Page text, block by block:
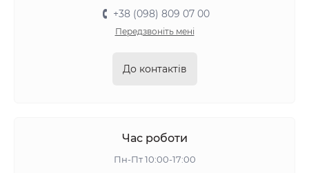
+38 (098) 809 07 00
Передзвоніть мені
До контактів
Час роботи
Пн-Пт 10:00-17:00